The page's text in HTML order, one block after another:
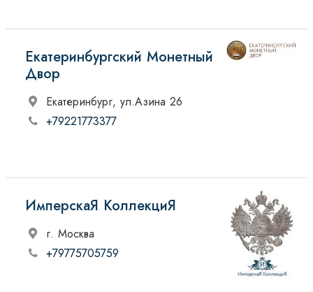
Екатеринбургский Монетный
Двор
Екатеринбург, ул.Азина 26
+79221773377
ИмперскаЯ КоллекциЯ
г. Москва
+79775705759